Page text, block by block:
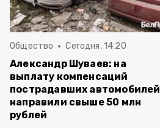
Общество Сегодня, 14:20
Александр Шуваев: на
выплату компенсаций
пострадавших автомобилей
направили свыше 50 млн
рублей